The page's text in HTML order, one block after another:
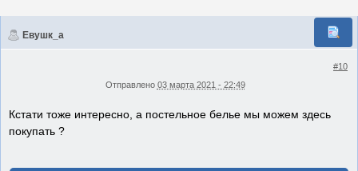
Евушк_а
#10
Отправлено 03 марта 2021 - 22:49
Кстати тоже интересно, а постельное белье мы можем здесь
покупать ?